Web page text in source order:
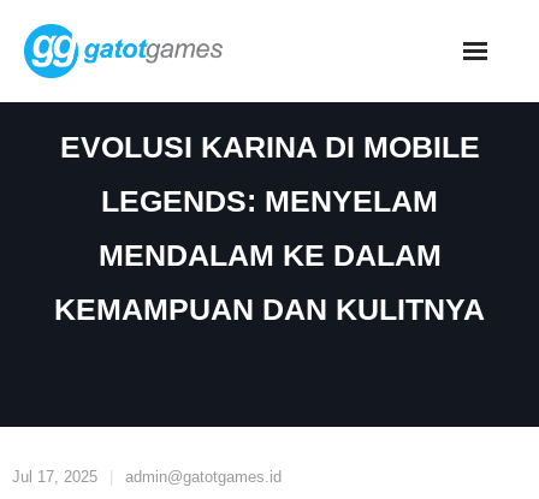
content
EVOLUSI KARINA DI MOBILE
LEGENDS: MENYELAM
MENDALAM KE DALAM
KEMAMPUAN DAN KULITNYA
Jul 17, 2025
admin@gatotgames.id